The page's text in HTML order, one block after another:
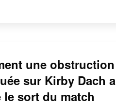
une obstruction
sur Kirby Dach a
le sort du match